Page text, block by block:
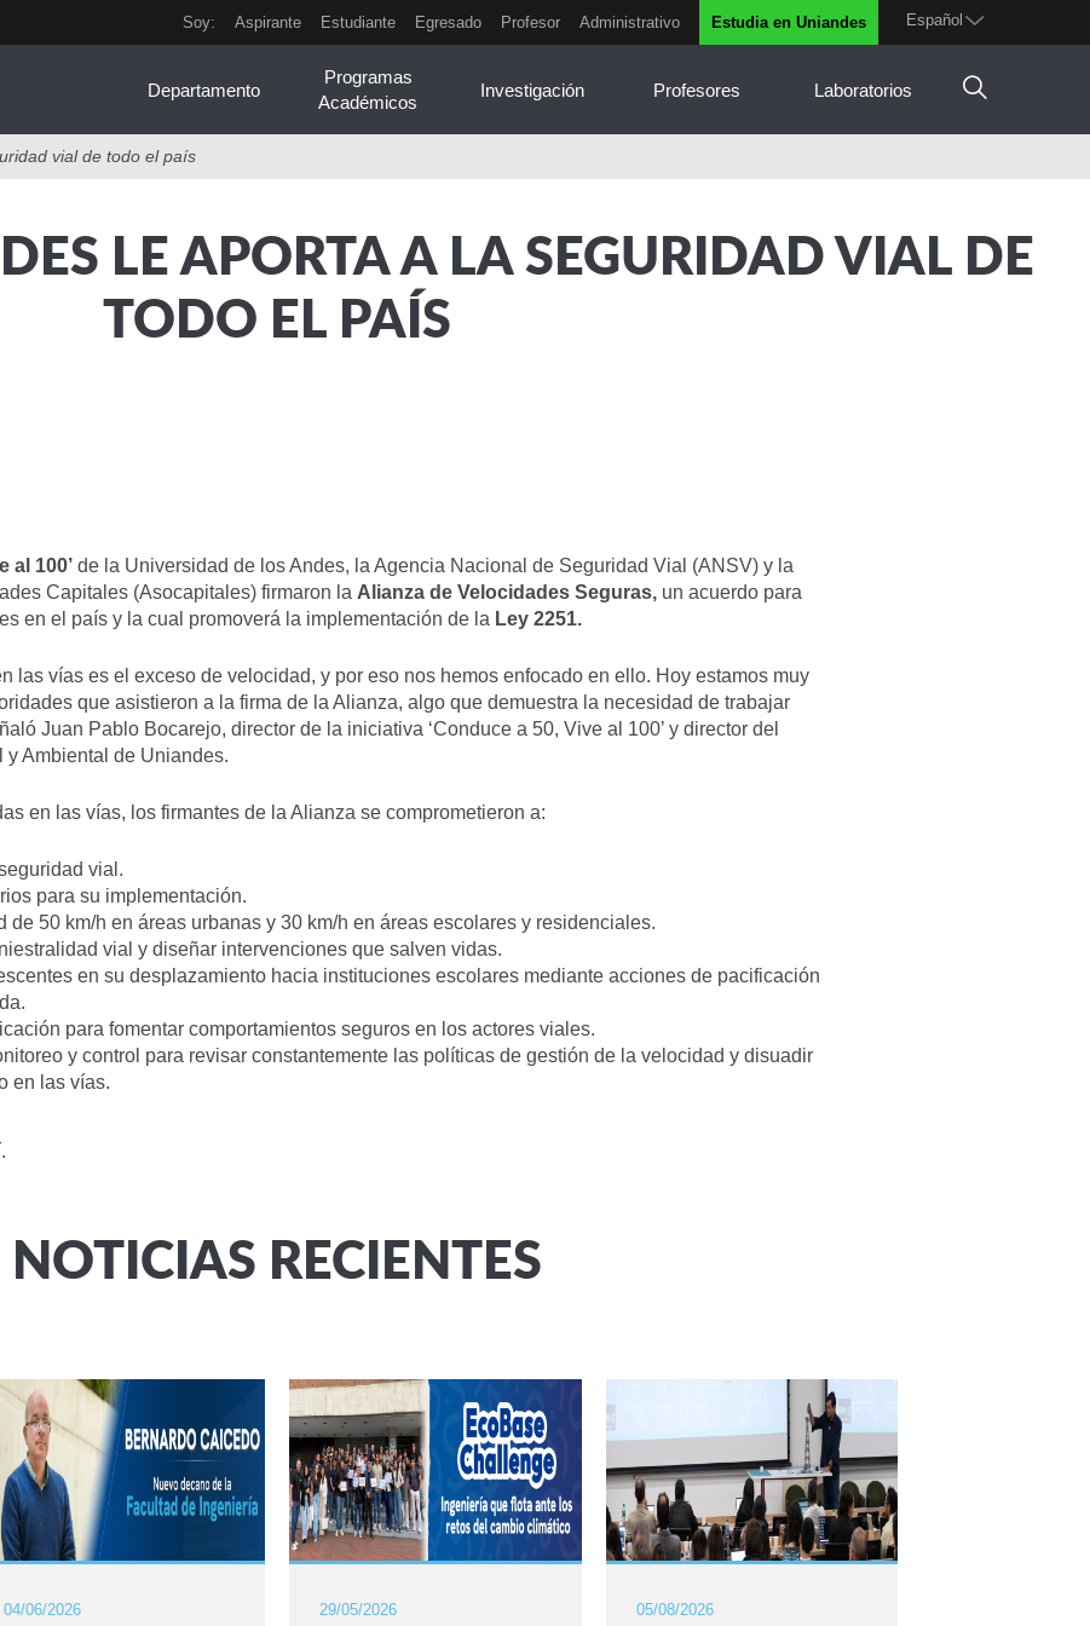
Español
Soy: Aspirante Estudiante Egresado Profesor Administrativo Estudia en Uniandes
Departamento
Programas
Académicos
Investigación Profesores Laboratorios
vial de todo el país
LE APORTA A LA SEGURIDAD VIAL DE
TODO EL PAÍS
al 100’ de la Universidad de los Andes, la Agencia Nacional de Seguridad Vial (ANSV) y la
Capitales (Asocapitales) firmaron la Alianza de Velocidades Seguras, un acuerdo para
en el país y la cual promoverá la implementación de la Ley 2251.
las vías es el exceso de velocidad, y por eso nos hemos enfocado en ello. Hoy estamos muy
que asistieron a la firma de la Alianza, algo que demuestra la necesidad de trabajar
Juan Pablo Bocarejo, director de la iniciativa ‘Conduce a 50, Vive al 100’ y director del
Ambiental de Uniandes.
en las vías, los firmantes de la Alianza se comprometieron a:
vial.
para su implementación.
de 50 km/h en áreas urbanas y 30 km/h en áreas escolares y residenciales.
vial y diseñar intervenciones que salven vidas.
en su desplazamiento hacia instituciones escolares mediante acciones de pacificación
para fomentar comportamientos seguros en los actores viales.
y control para revisar constantemente las políticas de gestión de la velocidad y disuadir
en las vías.
NOTICIAS RECIENTES
04/06/2026 29/05/2026 05/08/2026